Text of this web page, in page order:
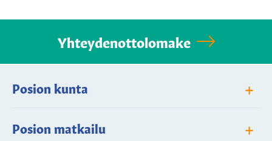
Yhteydenottolomake
Posion kunta +
Posion matkailu +